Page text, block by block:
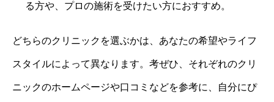
る方や、プロの施術を受けたい方におすすめ。
どちらのクリニックを選ぶかは、あなたの希望やライフ
スタイルによって異なります。考ぜひ、それぞれのクリ
ニックのホームページや口コミなどを参考に、自分にぴ